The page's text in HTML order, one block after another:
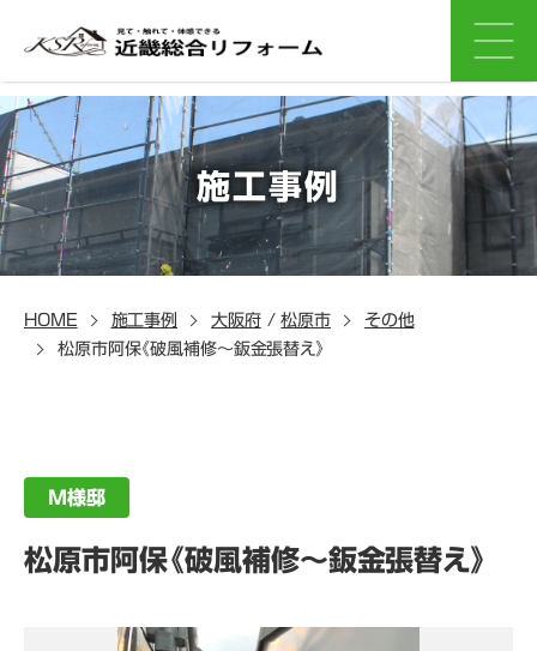
施工事例
HOME 施工事例 大阪府/松原市
その他
松原市阿保《破風補修～鈑金張替え》
M様邸
松原市阿保《破風補修～鈑金張替え》